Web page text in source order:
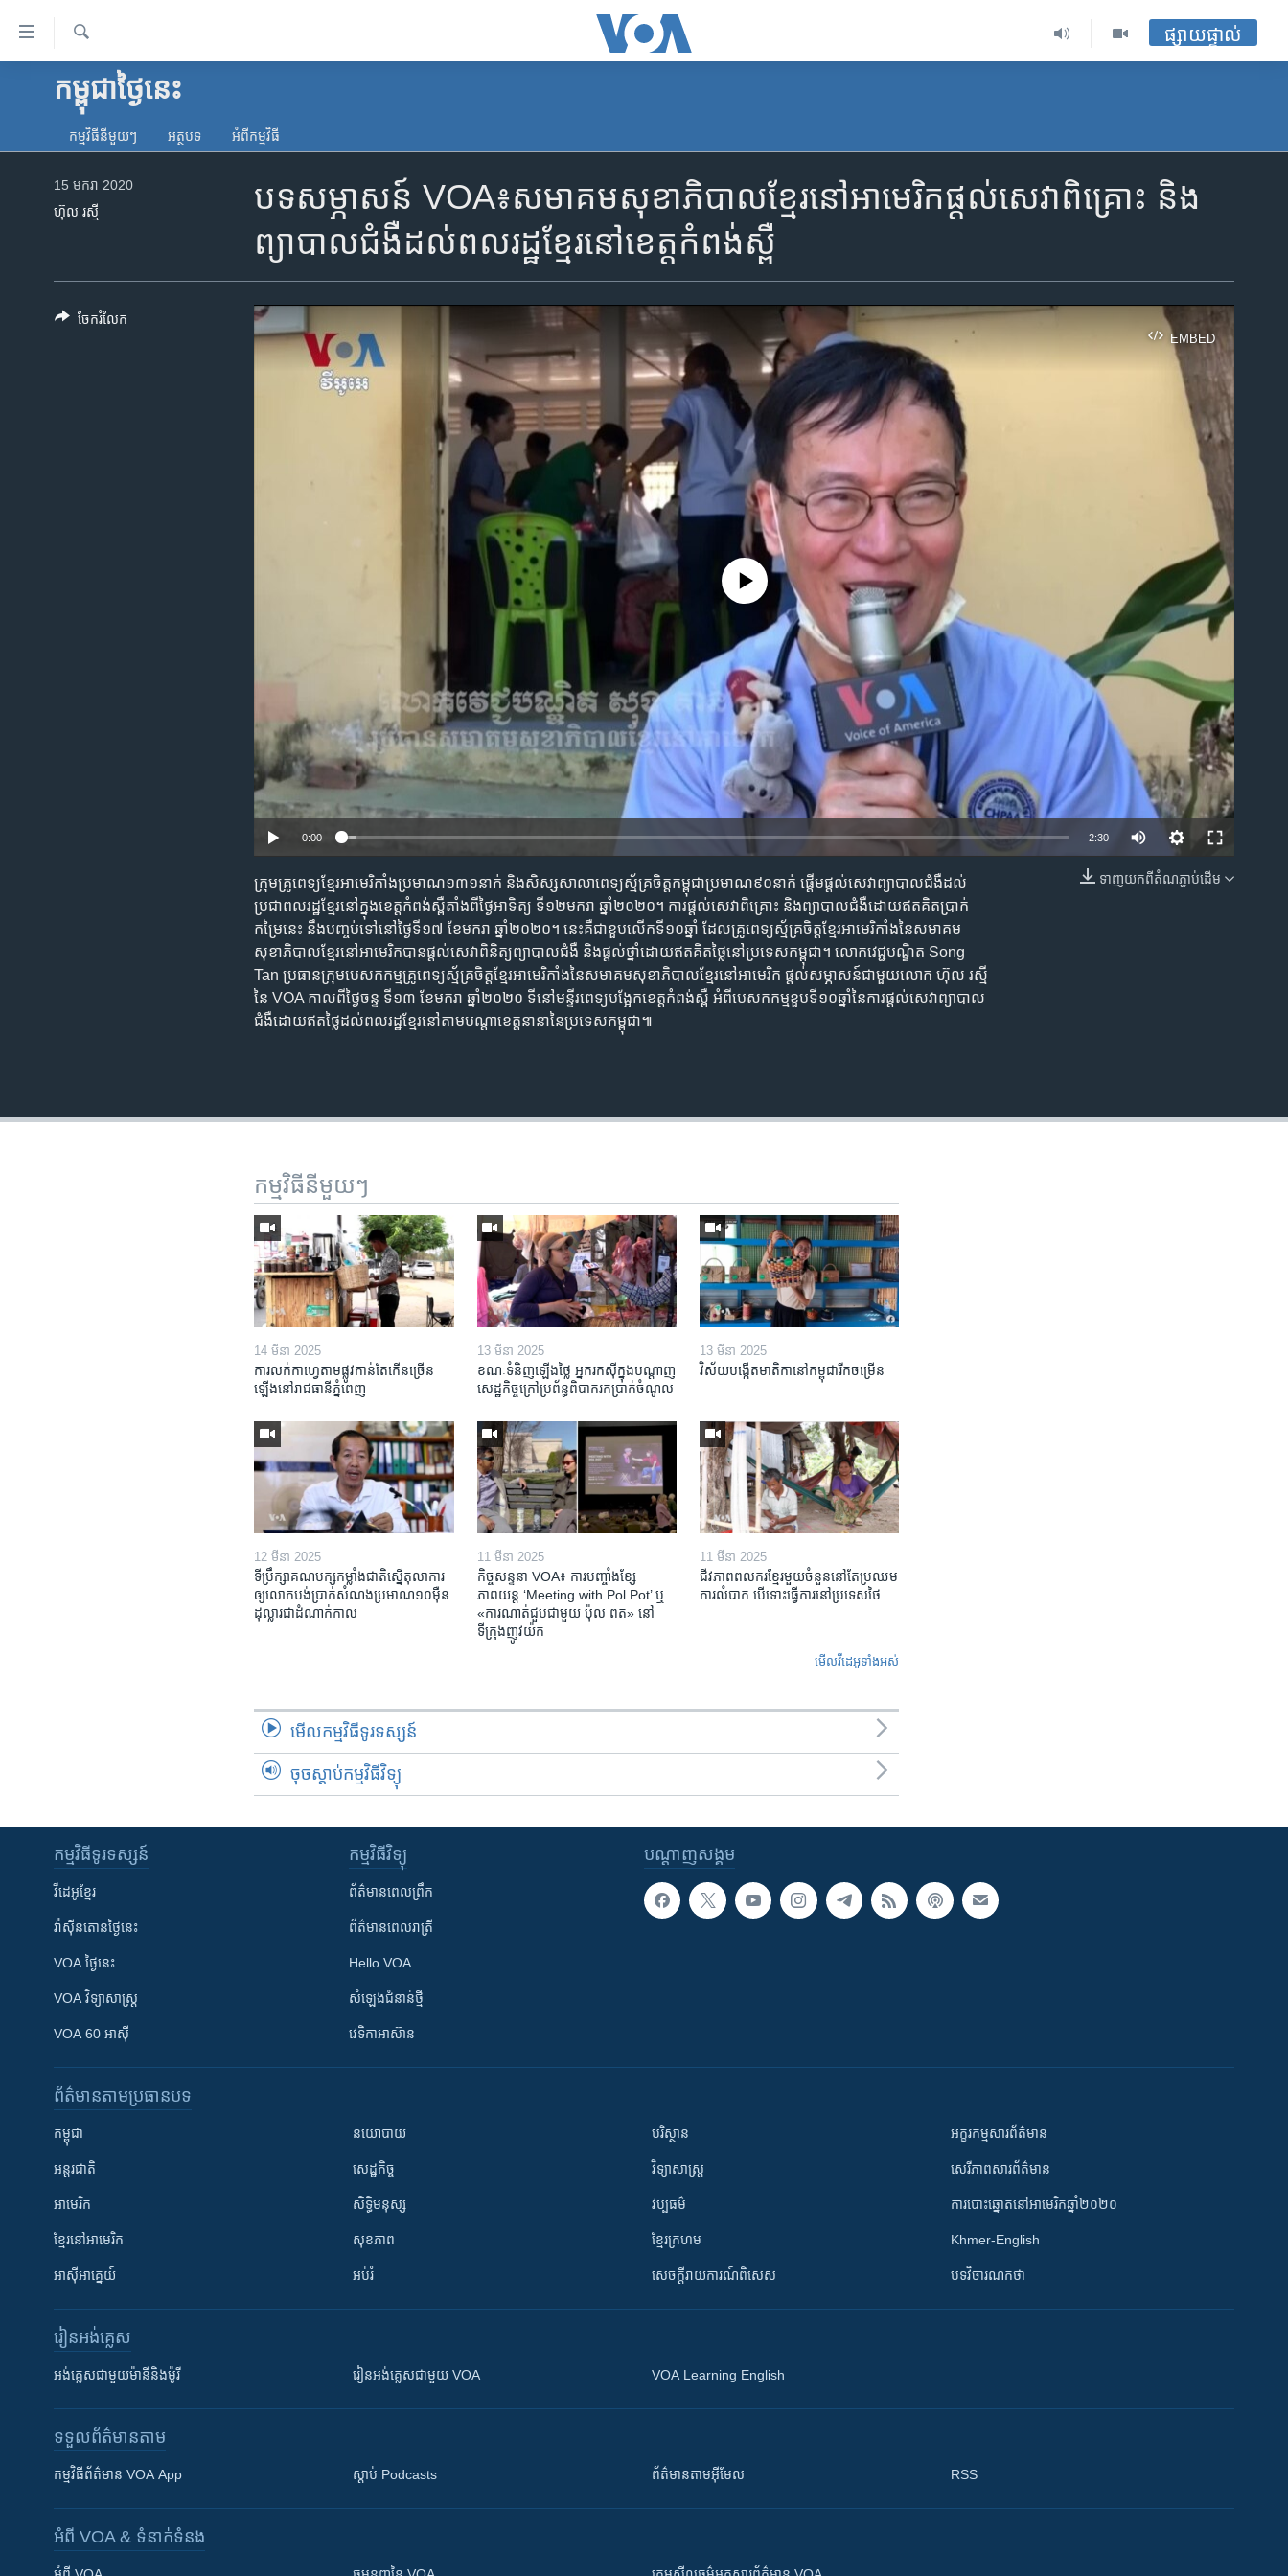
ទៅ​
គេហទំព័រ​
ទាក់ទង
និង​អាមេរិក
ហេឡូវីអូអេ
ទូរទស្សន៍ / វីដេអូ​
រក
ផ្សាយផ្ទាល់
កម្ពុជាថ្ងៃនេះ
កម្មវិធី​នីមួយៗ អត្ថបទ​ អំពី​កម្មវិធី​
បទសម្ភាសន៍ VOA៖សមាគម​សុខាភិបាល​ខ្មែរ​នៅ​អាមេរិក​ផ្តល់​សេវា​ពិគ្រោះ​ និង​
ព្យាបាល​ជំងឺ​ដល់​ពល​រដ្ឋ​ខ្មែរ​នៅ​ខេត្ត​កំពង់ស្ពឺ
15 មករា 2020
ហ៊ុល រស្មី
EMBED
EMBED
No media source currently available
0:00 2:30
ទាញ​យក​ពី​តំណភ្ជាប់​ដើម
ក្រុម​គ្រូពេទ្យ​ខ្មែរ​អាមេរិកាំង​ប្រមាណ​១៣១​នាក់​ និង​សិស្សសាលា​ពេទ្យ​ស្ម័គ្រចិត្ត​កម្ពុជា​ប្រមាណ​៩០​នាក់​ ផ្តើម​ផ្តល់​សេវា​ព្យាបាល​ជំងឺ​ដល់​
ប្រជាពលរដ្ឋ​ខ្មែរ​នៅ​ក្នុង​ខេត្ត​កំពង់​ស្ពឺ​តាំងពី​ថ្ងៃ​អាទិត្យ​ ទី​១២​មករា​ ឆ្នាំ​២០២០​។ ការ​ផ្តល់​សេវា​ពិគ្រោះ​ និង​ព្យា​បាល​ជំងឺ​ដោយ​ឥត​គិត​ប្រាក់​
កម្រៃ​នេះ​ នឹង​បញ្ចប់​ទៅ​នៅ​ថ្ងៃ​ទី​១៧​ ខែ​មករា​ ឆ្នាំ​២០២០។ នេះ​គឺជា​ខួបលើក​ទី​១០ឆ្នាំ​​ ដែលគ្រូ​ពេទ្យ​ស្ម័គ្រ​ចិត្ត​ខ្មែរ​អាមេរិកាំង​នៃ​សមាគម​
សុខាភិបាល​ខ្មែរ​​នៅ​អាមេរិកបាន​ផ្តល់​សេវាពិនិត្យ​ព្យាបាល​​ជំងឺ​ និងផ្តល់​ថ្នាំ​ដោយ​ឥតគិត​ថ្លៃ​នៅប្រទេស​កម្ពុជា។​​​ លោក​វេជ្ជបណ្ឌិត​ Song
Tan ប្រធាន​​ក្រុម​បេសកកម្ម​គ្រូ​ពេទ្យ​ស្ម័គ្រ​ចិត្ត​ខ្មែរ​អាមេរិកាំង​នៃ​សមាគម​សុខាភិបាល​ខ្មែរ​​នៅ​អាមេរិក​ ផ្តល់សម្ភាសន៍​ជាមួយ​លោក ហ៊ុល រស្មី
នៃ VOA ​កាលពី​ថ្ងៃចន្ទ ទី​១៣ ខែមករា ឆ្នាំ​២០២០​ ទីនៅមន្ទីរ​ពេទ្យ​បង្អែក​ខេត្ត​កំពង់​ស្ពឺ​ អំ​ពីបេស​ក​កម្ម​ខួបទី​១០ឆ្នាំ​នៃ​ការ​ផ្តល់​សេវាព្យាបាល​
ជំងឺ​ដោយ​ឥតថ្លៃ​ដល់​ពលរដ្ឋ​ខ្មែរនៅតាម​បណ្តាខេត្ត​នានា​នៃ​ប្រទេស​កម្ពុជា៕
ចែករំលែក
កម្មវិធី​នីមួយៗ
14 មីនា 2025
ការលក់​កាហ្វេ​តាម​ផ្លូវ​កាន់តែ​កើន​ច្រើន​
ឡើង​នៅ​រាជធានី​ភ្នំពេញ
13 មីនា 2025
ខណៈទំនិញឡើងថ្លៃ អ្នករកស៊ីក្នុង​បណ្តាញ​
សេដ្ឋកិច្ចក្រៅ​ប្រព័ន្ធពិបាក​រក​ប្រាក់​ចំណូល
13 មីនា 2025
វិស័យ​បង្កើត​មាតិកា​នៅ​កម្ពុជា​រីក​ចម្រើន
12 មីនា 2025
ទីប្រឹក្សា​គណបក្ស​កម្លាំង​ជាតិ​ស្នើ​តុលាការ​
ឲ្យ​លោក​បង់ប្រាក់​សំណង​ប្រមាណ​១០​ម៉ឺន​
ដុល្លារ​ជា​ដំណាក់កាល
11 មីនា 2025
កិច្ចសន្ទនា VOA៖ ការ​បញ្ចាំង​ខ្សែ
ភាពយន្ត ‘Meeting with Pol Pot’ ឬ
«ការណាត់ជួប​ជាមួយ​ ប៉ុល ពត» នៅ
ទីក្រុងញូវយ៉ក​
11 មីនា 2025
ជីវភាពពលករខ្មែរមួយចំនួននៅតែប្រឈម
ការលំបាក បើទោះធ្វើការនៅប្រទេសថៃ
មើល​វីដេអូ​ទាំង​អស់
មើល​កម្មវិធី​ទូរទស្សន៍
ចុចស្តាប់កម្មវិធីវិទ្យុ
បណ្តាញ​សង្គម
កម្មវិធី​ទូរទស្សន៍
វីដេអូ​ខ្មែរ
វ៉ាស៊ីនតោន​ថ្ងៃ​នេះ
VOA ថ្ងៃនេះ
VOA ​វិទ្យាសាស្ត្រ
VOA 60 អាស៊ី
កម្មវិធី​វិទ្យុ
ព័ត៌មាន​ពេល​ព្រឹក
ព័ត៌មាន​​ពេល​រាត្រី
Hello VOA
សំឡេង​ជំនាន់​ថ្មី
វេទិកា​អាស៊ាន
ព័ត៌មាន​តាមប្រធានបទ​
កម្ពុជា
អន្តរជាតិ
អាមេរិក
ខ្មែរ​នៅអាមេរិក
អាស៊ីអាគ្នេយ៍
នយោបាយ
សេដ្ឋកិច្ច
សិទ្ធិមនុស្ស
សុខភាព
អប់រំ
បរិស្ថាន
វិទ្យាសាស្រ្ត
វប្បធម៌
ខ្មែរក្រហម
សេចក្តីរាយការណ៍ពិសេស
អក្ខរកម្មសារព័ត៌មាន
សេរីភាពសារព័ត៌មាន
ការបោះឆ្នោតនៅអាមេរិកឆ្នាំ២០២០
Khmer-English
បទវិចារណកថា
រៀន​​អង់គ្លេស
អង់គ្លេស​ជាមួយ​ម៉ានី​និង​ម៉ូរី រៀន​​​​​​អង់គ្លេស​​ជាមួយ VOA VOA Learning English
ទទួល​ព័ត៌មាន​តាម
កម្មវិធី​ព័ត៌មាន VOA App ស្តាប់ Podcasts ព័ត៌មាន​តាម​អ៊ីមែល RSS
អំពី​ VOA & ទំនាក់ទំនង